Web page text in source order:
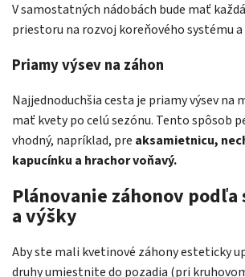
V samostatných nádobách bude mať
priestoru na rozvoj koreňového systému
Priamy výsev na záhon
Najjednoduchšia cesta je priamy výsev na
mať kvety po celú sezónu. Tento spôsob
vhodný, napríklad, pre aksamietnicu,
kapucínku a hrachor voňavý.
Plánovanie záhonov podľa
a výšky
Aby ste mali kvetinové záhony esteticky
druhy umiestnite do pozadia (pri